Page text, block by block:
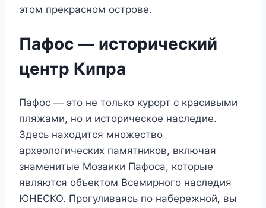
этом прекрасном острове.
Пафос — исторический
центр Кипра
Пафос — это не только курорт с красивыми
пляжами, но и историческое наследие.
Здесь находится множество
археологических памятников, включая
знаменитые Мозаики Пафоса, которые
являются объектом Всемирного наследия
ЮНЕСКО. Прогуливаясь по набережной, вы